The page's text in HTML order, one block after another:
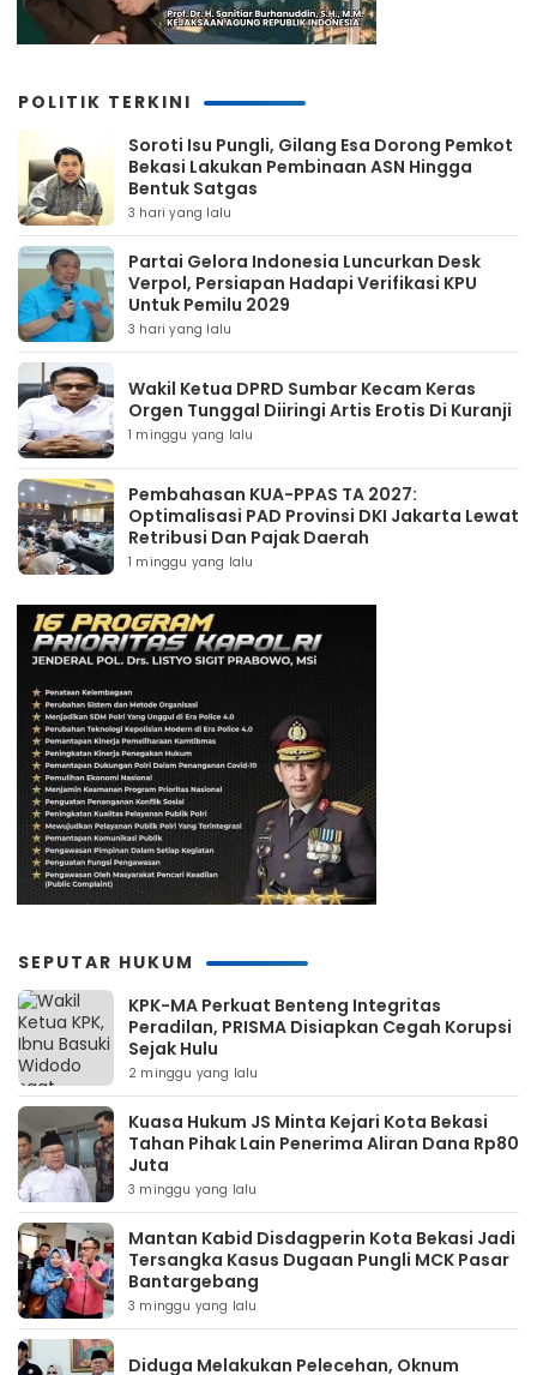
POLITIK TERKINI
Soroti Isu Pungli, Gilang Esa Dorong Pemkot
Bekasi Lakukan Pembinaan ASN Hingga
Bentuk Satgas
3 hari yang lalu
Partai Gelora Indonesia Luncurkan Desk
Verpol, Persiapan Hadapi Verifikasi KPU
Untuk Pemilu 2029
3 hari yang lalu
Wakil Ketua DPRD Sumbar Kecam Keras
Orgen Tunggal Diiringi Artis Erotis Di Kuranji
1 minggu yang lalu
Pembahasan KUA-PPAS TA 2027:
Optimalisasi PAD Provinsi DKI Jakarta Lewat
Retribusi Dan Pajak Daerah
1 minggu yang lalu
SEPUTAR HUKUM
KPK-MA Perkuat Benteng Integritas
Peradilan, PRISMA Disiapkan Cegah Korupsi
Sejak Hulu
2 minggu yang lalu
Kuasa Hukum JS Minta Kejari Kota Bekasi
Tahan Pihak Lain Penerima Aliran Dana Rp80
Juta
3 minggu yang lalu
Mantan Kabid Disdagperin Kota Bekasi Jadi
Tersangka Kasus Dugaan Pungli MCK Pasar
Bantargebang
3 minggu yang lalu
Diduga Melakukan Pelecehan, Oknum